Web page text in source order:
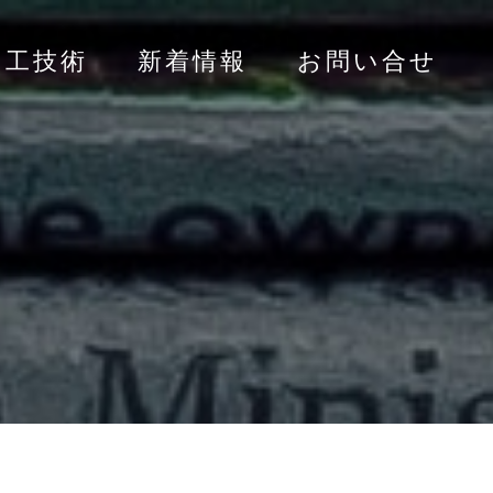
工技術 新着情報 お問い合せ